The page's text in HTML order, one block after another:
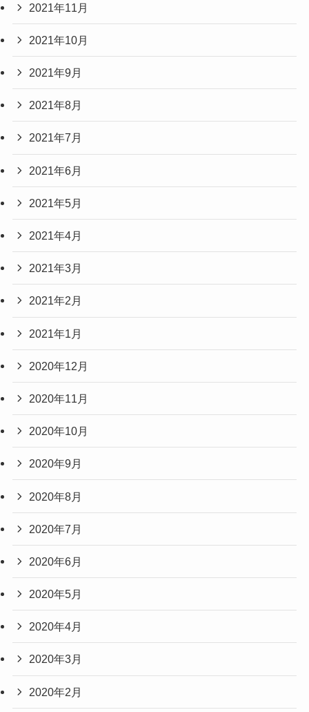
2021年11月
2021年10月
2021年9月
2021年8月
2021年7月
2021年6月
2021年5月
2021年4月
2021年3月
2021年2月
2021年1月
2020年12月
2020年11月
2020年10月
2020年9月
2020年8月
2020年7月
2020年6月
2020年5月
2020年4月
2020年3月
2020年2月